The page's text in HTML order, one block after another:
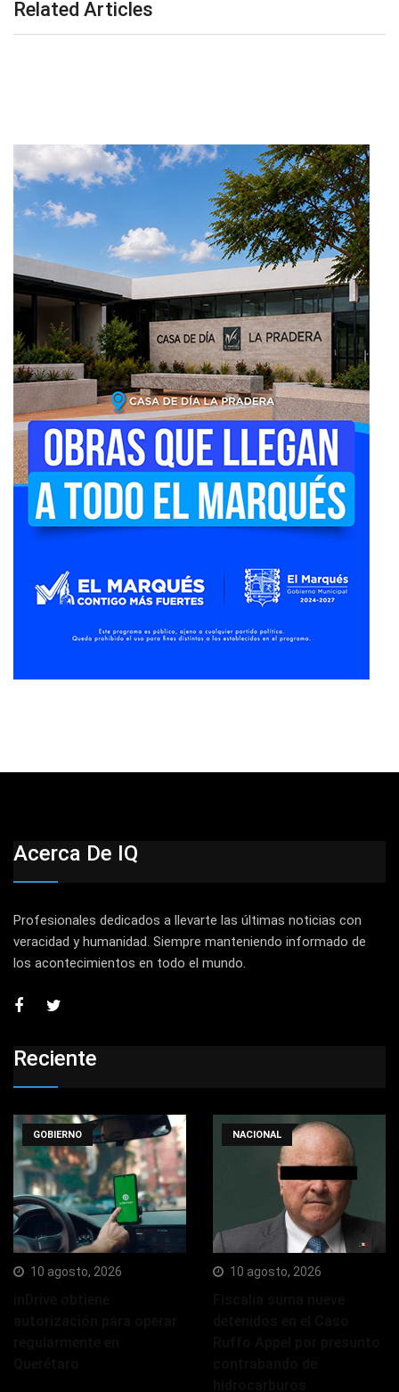
Related Articles
Acerca De IQ
Profesionales dedicados a llevarte las últimas noticias con
veracidad y humanidad. Siempre manteniendo informado de
los acontecimientos en todo el mundo.
Reciente
GOBIERNO
10 agosto, 2026
NACIONAL
10 agosto, 2026